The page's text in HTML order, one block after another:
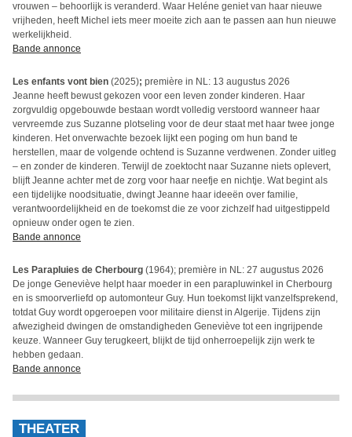
vrouwen – behoorlijk is veranderd. Waar Heléne geniet van haar nieuwe
vrijheden, heeft Michel iets meer moeite zich aan te passen aan hun nieuwe
werkelijkheid.
Bande annonce
Les enfants vont bien (2025); première in NL: 13 augustus 2026
Jeanne heeft bewust gekozen voor een leven zonder kinderen. Haar
zorgvuldig opgebouwde bestaan wordt volledig verstoord wanneer haar
vervreemde zus Suzanne plotseling voor de deur staat met haar twee jonge
kinderen. Het onverwachte bezoek lijkt een poging om hun band te
herstellen, maar de volgende ochtend is Suzanne verdwenen. Zonder uitleg
– en zonder de kinderen. Terwijl de zoektocht naar Suzanne niets oplevert,
blijft Jeanne achter met de zorg voor haar neefje en nichtje. Wat begint als
een tijdelijke noodsituatie, dwingt Jeanne haar ideeën over familie,
verantwoordelijkheid en de toekomst die ze voor zichzelf had uitgestippeld
opnieuw onder ogen te zien.
Bande annonce
Les Parapluies de Cherbourg (1964); première in NL: 27 augustus 2026
De jonge Geneviève helpt haar moeder in een parapluwinkel in Cherbourg
en is smoorverliefd op automonteur Guy. Hun toekomst lijkt vanzelfsprekend,
totdat Guy wordt opgeroepen voor militaire dienst in Algerije. Tijdens zijn
afwezigheid dwingen de omstandigheden Geneviève tot een ingrijpende
keuze. Wanneer Guy terugkeert, blijkt de tijd onherroepelijk zijn werk te
hebben gedaan.
Bande annonce
THEATER